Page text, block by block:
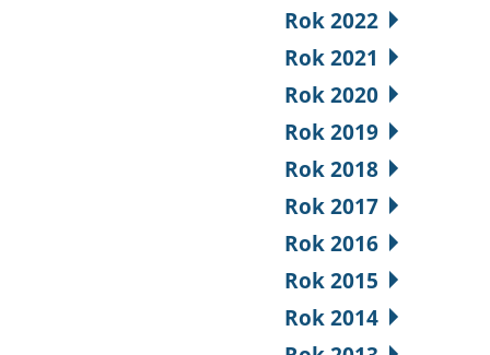
Rok 2022
Rok 2021
Rok 2020
Rok 2019
Rok 2018
Rok 2017
Rok 2016
Rok 2015
Rok 2014